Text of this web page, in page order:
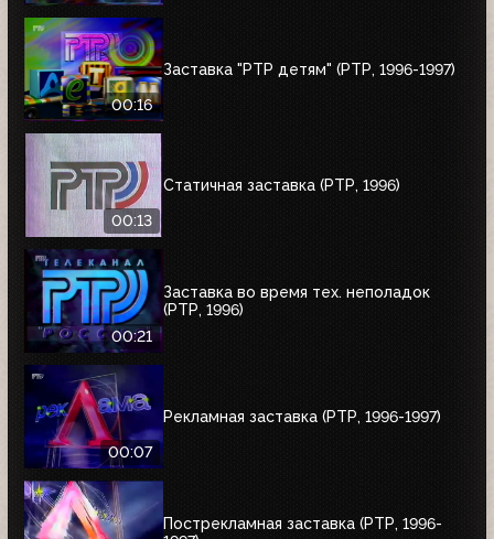
00:16
Заставка "РТР детям" (РТР, 1996-1997)
00:13
Статичная заставка (РТР, 1996)
00:21
Заставка во время тех. неполадок
(РТР, 1996)
00:07
Рекламная заставка (РТР, 1996-1997)
Пострекламная заставка (РТР, 1996-